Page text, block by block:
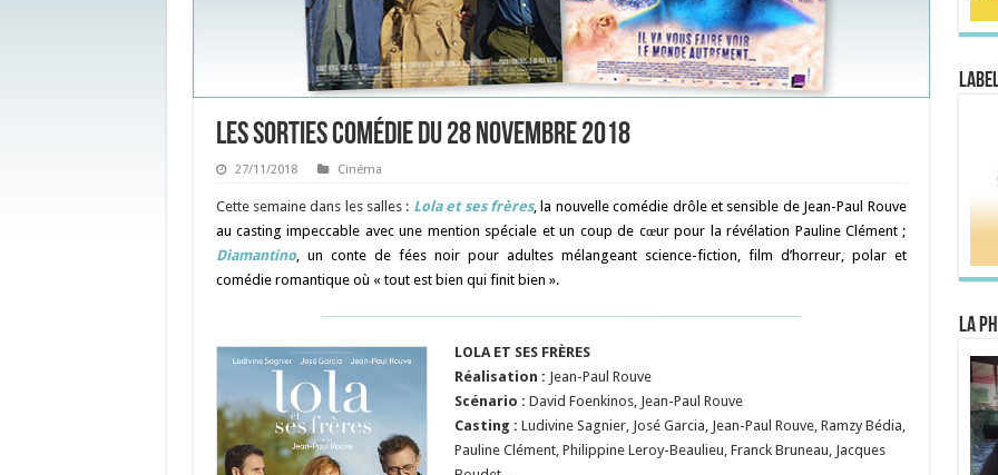
Les sorties Comédie du 28 novembre 2018
27/11/2018 Cinéma
Cette semaine dans les salles : Lola et ses frères, la nouvelle comédie drôle et sensible de Jean-Paul Rouve
au casting impeccable avec une mention spéciale et un coup de cœur pour la révélation Pauline Clément ;
Diamantino, un conte de fées noir pour adultes mélangeant science-fiction, film d’horreur, polar et
comédie romantique où « tout est bien qui finit bien ».
LOLA ET SES FRÈRES
Réalisation : Jean-Paul Rouve
Scénario : David Foenkinos, Jean-Paul Rouve
Casting :Ludivine Sagnier, José Garcia, Jean-Paul Rouve, Ramzy Bédia,
Pauline Clément, Philippine Leroy-Beaulieu, Franck Bruneau, Jacques
La